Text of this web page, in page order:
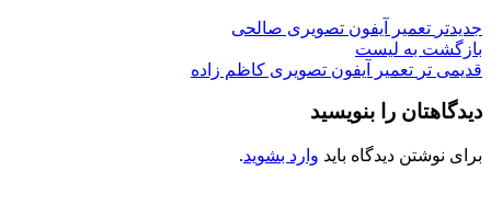
جدیدتر تعمیر آیفون تصویری صالحی
بازگشت به لیست
قدیمی تر تعمیر آیفون تصویری کاظم زاده
دیدگاهتان را بنویسید
برای نوشتن دیدگاه باید وارد بشوید.